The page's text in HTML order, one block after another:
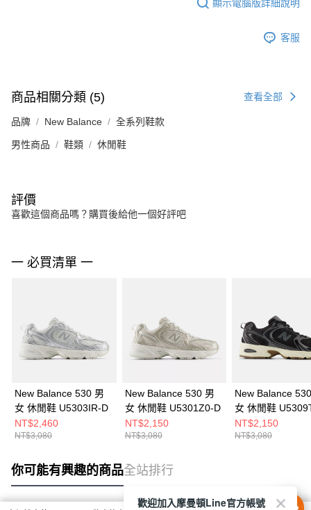
顯示電腦版詳細說明
客服
商品相關分類 (5) 查看全部
品牌 New Balance 全系列鞋款
男性商品 鞋類 休閒鞋
評價
喜歡這個商品嗎？購買後給他一個好評吧
一 必買清單 一
New Balance 530 男
女 休閒鞋 U5303IR-D
NT$2,460
NT$3,080
New Balance 530 男
女 休閒鞋 U5301Z0-D
NT$2,150
NT$3,080
New Balance
女 休閒鞋
NT$2,150
NT$3,080
你可能有興趣的商品全站排行
歡迎加入摩曼頓Line官方帳號